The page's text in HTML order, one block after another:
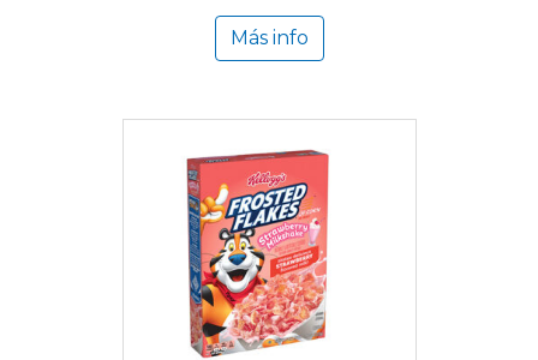
Más info